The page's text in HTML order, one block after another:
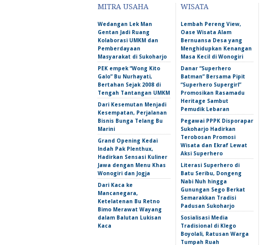
MITRA USAHA
Wedangan Lek Man
Gentan Jadi Ruang
Kolaborasi UMKM dan
Pemberdayaan
Masyarakat di Sukoharjo
PEK empek “Wong Kito
Galo” Bu Nurhayati,
Bertahan Sejak 2008 di
Tengah Tantangan UMKM
Dari Kesemutan Menjadi
Kesempatan, Perjalanan
Bisnis Bunga Telang Bu
Marini
Grand Opening Kedai
Indah Pak Plenthux,
Hadirkan Sensasi Kuliner
Jawa dengan Menu Khas
Wonogiri dan Jogja
Dari Kaca ke
Mancanegara,
Ketelatenan Bu Retno
Bimo Merawat Wayang
dalam Balutan Lukisan
Kaca
WISATA
Lembah Pereng View,
Oase Wisata Alam
Bernuansa Desa yang
Menghidupkan Kenangan
Masa Kecil di Wonogiri
Danar “Superhero
Batman” Bersama Pipit
“Superhero Supergirl”
Promosikan Rasamadu
Heritage Sambut
Pemudik Lebaran
Pegawai PPPK Disporapar
Sukoharjo Hadirkan
Terobosan Promosi
Wisata dan Ekraf Lewat
Aksi Superhero
Literasi Superhero di
Batu Seribu, Dongeng
Nabi Nuh hingga
Gunungan Sego Berkat
Semarakkan Tradisi
Padusan Sukoharjo
Sosialisasi Media
Tradisional di Klego
Boyolali, Ratusan Warga
Tumpah Ruah